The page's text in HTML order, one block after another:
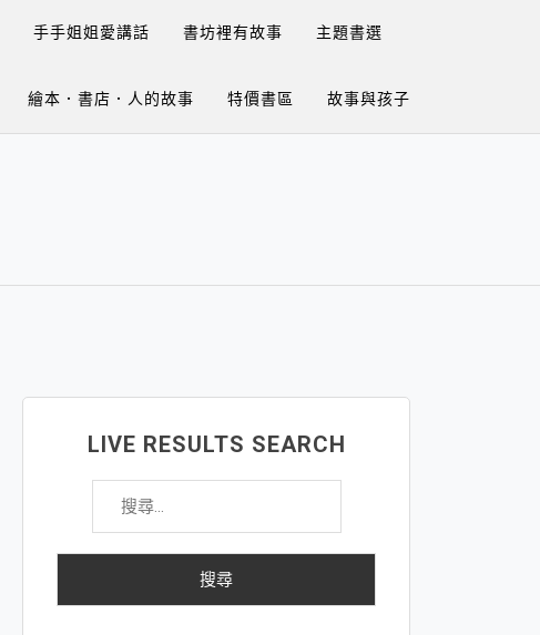
手手姐姐愛講話 書坊裡有故事 主題書選
繪本．書店．人的故事 特價書區 故事與孩子
LIVE RESULTS SEARCH
搜
關